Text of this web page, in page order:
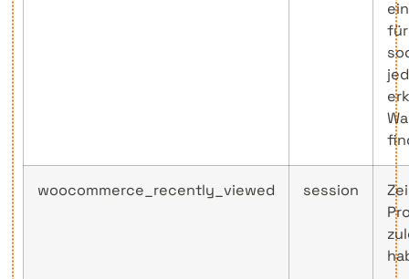
woocommerce_recently_viewed session